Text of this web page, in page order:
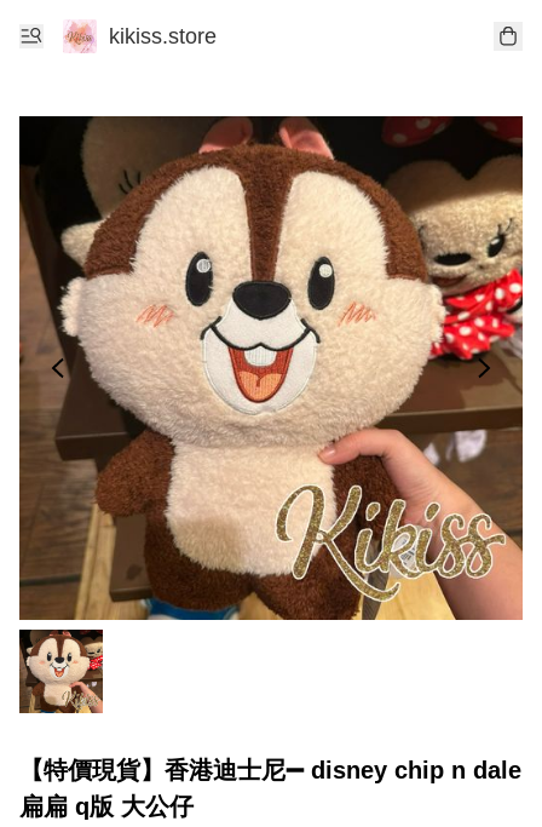
kikiss.store
【特價現貨】香港迪士尼➖ disney chip n dale
扁扁 q版 大公仔